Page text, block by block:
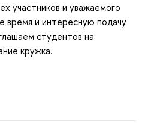
участников и уважаемого
время и интересную подачу
студентов на
кружка.